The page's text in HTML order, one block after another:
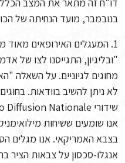
בנובמבר, מועד הנחיתה של
1. המעגלים האירופאים מאוד
"ובליגיון, התגייסנו לצו של
מחוגים לגיוניים. על השאלה
לא ניתן להשיב בוודאות.
אנו שומעים ששיחות
בצבא האמריקאי. אנו מגלים
אנגלו-סכסון על צבאות הציר